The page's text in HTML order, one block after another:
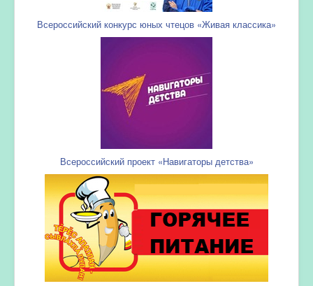
Всероссийский конкурс юных чтецов «Живая классика»
Всероссийский проект «Навигаторы детства»